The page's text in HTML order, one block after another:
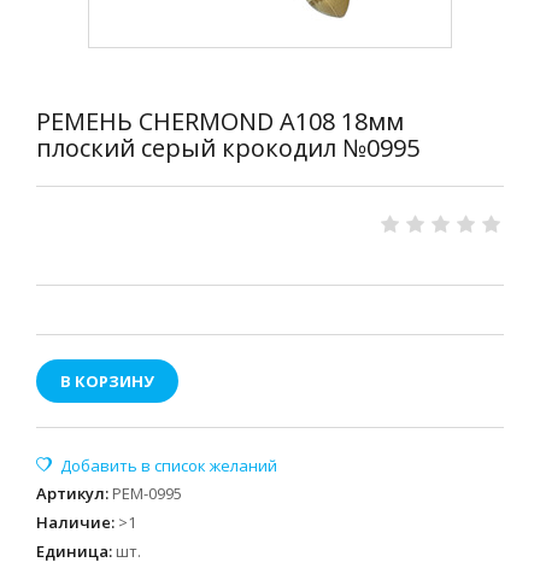
РЕМЕНЬ CHERMOND A108 18мм
плоский серый крокодил №0995
В КОРЗИНУ
Артикул: РЕМ-0995
Наличие: >1
Единица: шт.